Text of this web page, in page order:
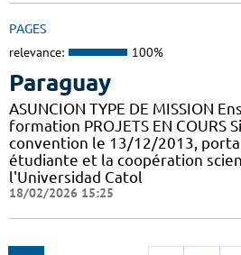
PAGES
relevance: 100%
Paraguay
ASUNCION TYPE DE MISSION
formation PROJETS EN COURS
convention le 13/12/2013,
étudiante et la coopération
l'Universidad Catol
18/02/2026 15:25